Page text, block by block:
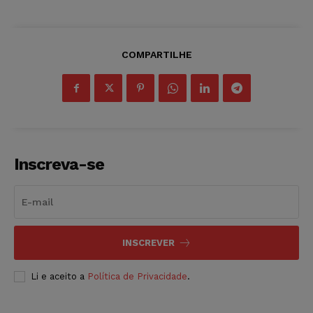
COMPARTILHE
Inscreva-se
INSCREVER
Li e aceito a Política de Privacidade.